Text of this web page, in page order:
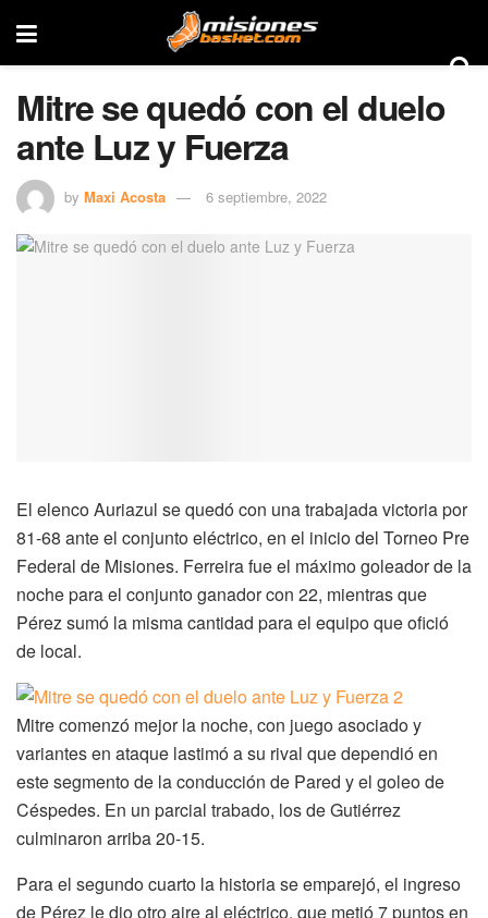
Mitre se quedó con el duelo
ante Luz y Fuerza
by Maxi Acosta 6 septiembre, 2022
El elenco Auriazul se quedó con una trabajada victoria por
81-68 ante el conjunto eléctrico, en el inicio del Torneo Pre
Federal de Misiones. Ferreira fue el máximo goleador de la
noche para el conjunto ganador con 22, mientras que
Pérez sumó la misma cantidad para el equipo que ofició
de local.
Mitre comenzó mejor la noche, con juego asociado y
variantes en ataque lastimó a su rival que dependió en
este segmento de la conducción de Pared y el goleo de
Céspedes. En un parcial trabado, los de Gutiérrez
culminaron arriba 20-15.
Para el segundo cuarto la historia se emparejó, el ingreso
de Pérez le dio otro aire al eléctrico, que metió 7 puntos en